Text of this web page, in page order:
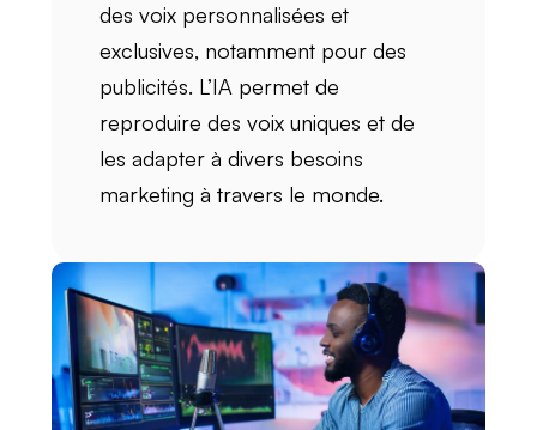
des voix personnalisées et
exclusives, notamment pour des
publicités. L’IA permet de
reproduire des voix uniques et de
les adapter à divers besoins
marketing à travers le monde.